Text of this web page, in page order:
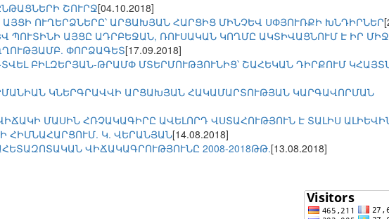
ՇՈՒՐՋ[04.10.2018]
ՈՒՂԵՐՁՆԵՐԸ՝ ԱՐՑԱԽՅԱՆ ՀԱՐՑԻՑ ՄԻՆՉԵՎ ՍՓՅՈՒՌՔԻ ԽՆԴԻՐՆԵՐ
ՊՈՒՏԻՆԻ ԱՅՑԸ ԱԴՐԲԵՋԱՆ, ՌՈՒՍԱԿԱՆ ԿՈՂՄԸ ԱԿՏԻՎԱՑՆՈՒՄ Է ԻՐ
ՓՈՐՁԱԳԵՏ[17.09.2018]
ԲԻԼԶԵՐՅԱՆ-ԹՐԱՄՓ ՄՏԵՐՄՈՒԹՅՈՒՆԻՑ՝ ՇԱՀԵԿԱՆ ԴԻՐՔՈՒՄ
ԿՆԵՐԳՐԱՎՎԻ ԱՐՑԱԽՅԱՆ ՀԱԿԱՄԱՐՏՈՒԹՅԱՆ ԿԱՐԳԱՎՈՐՄԱՆ
ՄԱՍԻՆ ՀՌՉԱԿԱԳԻՐԸ ԱՎԵԼՈՐԴ ՎՍՏԱՀՈՒԹՅՈՒՆ Է ՏԱԼԻՍ
ՀԻՄՆԱՀԱՐՑՈՒՄ. Կ. ՎԵՐԱՆՅԱՆ[14.08.2018]
ՎԻՃԱԿԱԳՐՈՒԹՅՈՒՆԸ 2008-2018ԹԹ.[13.08.2018]